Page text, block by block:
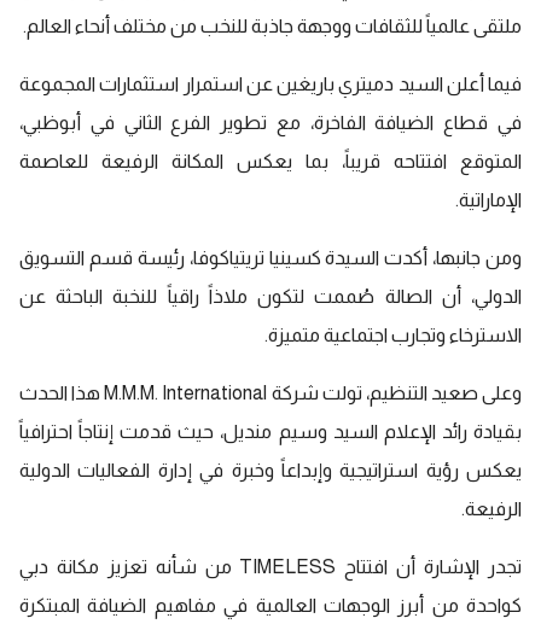
ملتقى عالمياً للثقافات ووجهة جاذبة للنخب من مختلف أنحاء العالم.
فيما أعلن السيد دميتري باريغين عن استمرار استثمارات المجموعة
في قطاع الضيافة الفاخرة، مع تطوير الفرع الثاني في أبوظبي،
المتوقع افتتاحه قريباً، بما يعكس المكانة الرفيعة للعاصمة
الإماراتية.
ومن جانبها، أكدت السيدة كسينيا تريتياكوفا، رئيسة قسم التسويق
الدولي، أن الصالة صُممت لتكون ملاذاً راقياً للنخبة الباحثة عن
الاسترخاء وتجارب اجتماعية متميزة.
وعلى صعيد التنظيم، تولت شركة M.M.M. International هذا الحدث
بقيادة رائد الإعلام السيد وسيم منديل، حيث قدمت إنتاجاً احترافياً
يعكس رؤية استراتيجية وإبداعاً وخبرة في إدارة الفعاليات الدولية
الرفيعة.
تجدر الإشارة أن افتتاح TIMELESS من شأنه تعزيز مكانة دبي
كواحدة من أبرز الوجهات العالمية في مفاهيم الضيافة المبتكرة